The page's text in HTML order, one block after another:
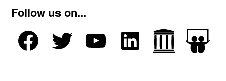
Follow us on...